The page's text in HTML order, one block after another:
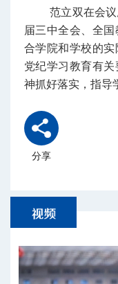
范立双在会
届三中全会、全
合学院和学校的
党纪学习教育有
神抓好落实，指导
分享